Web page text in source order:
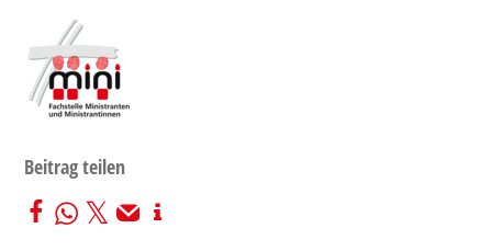
Beitrag teilen